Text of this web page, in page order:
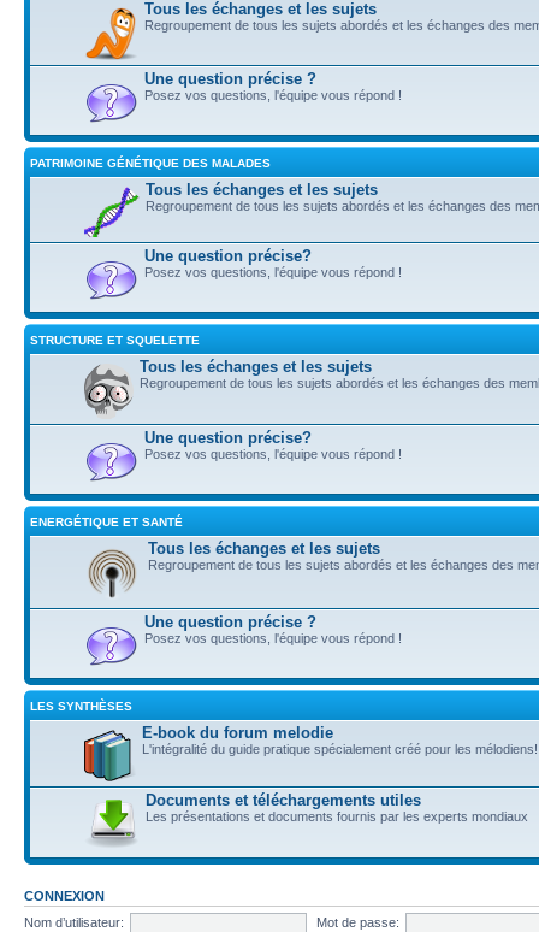
Tous les échanges et les sujets
Regroupement de tous les sujets abordés et les échanges des
Une question précise ?
Posez vos questions, l'équipe vous répond !
PATRIMOINE GÉNÉTIQUE DES MALADES
Tous les échanges et les sujets
Regroupement de tous les sujets abordés et les échanges des
Une question précise?
Posez vos questions, l'équipe vous répond !
STRUCTURE ET SQUELETTE
Tous les échanges et les sujets
Regroupement de tous les sujets abordés et les échanges des
Une question précise?
Posez vos questions, l'équipe vous répond !
ENERGÉTIQUE ET SANTÉ
Tous les échanges et les sujets
Regroupement de tous les sujets abordés et les échanges des
Une question précise ?
Posez vos questions, l'équipe vous répond !
LES SYNTHÈSES
E-book du forum melodie
L'intégralité du guide pratique spécialement créé pour les mélodiens!
Documents et téléchargements utiles
Les présentations et documents fournis par les experts mondiaux
CONNEXION
Nom d’utilisateur:
Mot de passe: